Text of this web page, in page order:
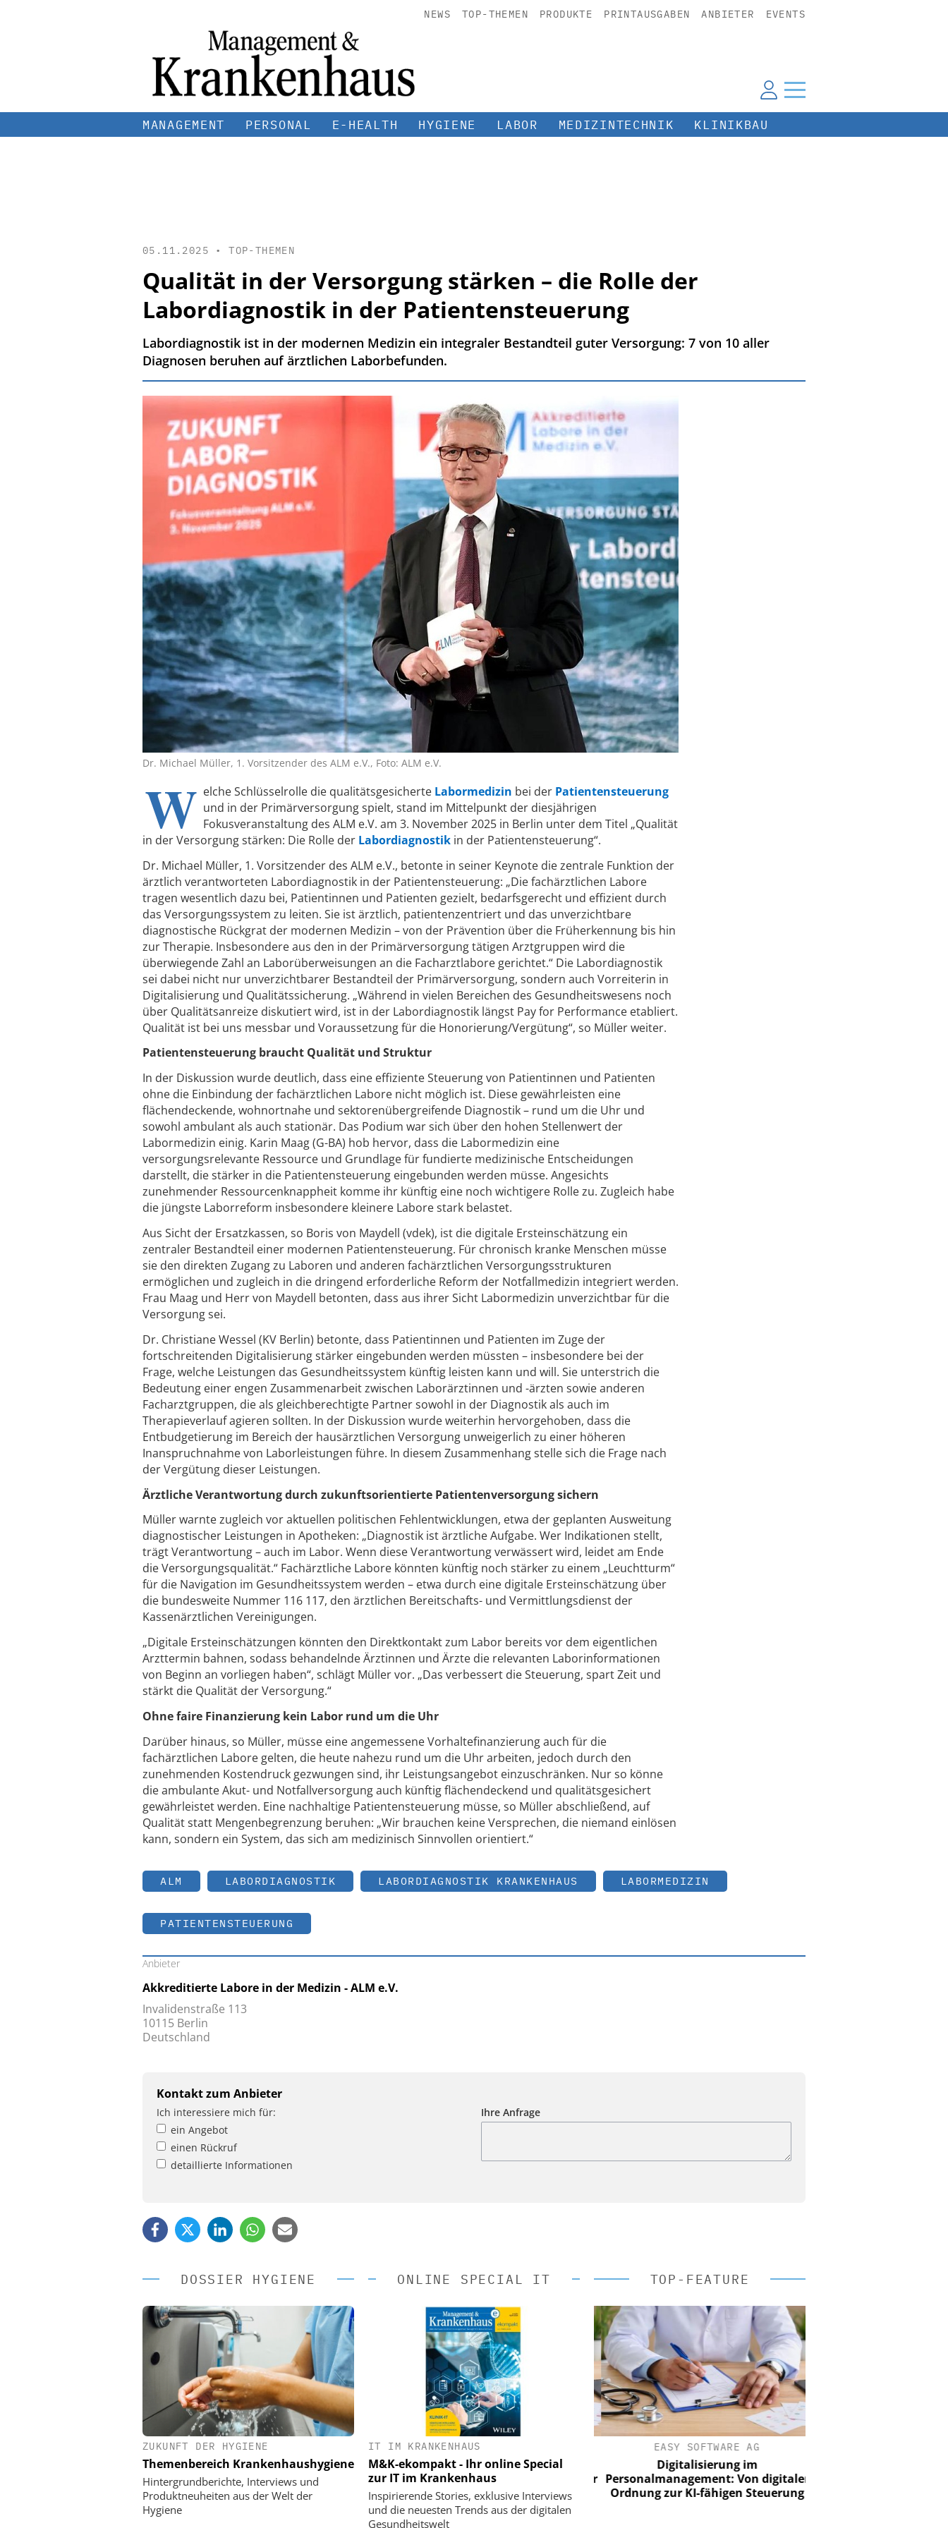
NEWS TOP-THEMEN PRODUKTE PRINTAUSGABEN ANBIETER EVENTS
MANAGEMENT PERSONAL E-HEALTH HYGIENE LABOR MEDIZINTECHNIK KLINIKBAU
05.11.2025 •TOP-THEMEN
Qualität in der Versorgung stärken – die Rolle der
Labordiagnostik in der Patientensteuerung
Labordiagnostik ist in der modernen Medizin ein integraler Bestandteil guter Versorgung: 7 von 10 aller
Diagnosen beruhen auf ärztlichen Laborbefunden.
Dr. Michael Müller, 1. Vorsitzender des ALM e.V., Foto: ALM e.V.
W elche Schlüsselrolle die qualitätsgesicherte Labormedizin bei der Patientensteuerung
und in der Primärversorgung spielt, stand im Mittelpunkt der diesjährigen
Fokusveranstaltung des ALM e.V. am 3. November 2025 in Berlin unter dem Titel „Qualität
in der Versorgung stärken: Die Rolle der Labordiagnostik in der Patientensteuerung“.
Dr. Michael Müller, 1. Vorsitzender des ALM e.V., betonte in seiner Keynote die zentrale Funktion der
ärztlich verantworteten Labordiagnostik in der Patientensteuerung: „Die fachärztlichen Labore
tragen wesentlich dazu bei, Patientinnen und Patienten gezielt, bedarfsgerecht und effizient durch
das Versorgungssystem zu leiten. Sie ist ärztlich, patientenzentriert und das unverzichtbare
diagnostische Rückgrat der modernen Medizin – von der Prävention über die Früherkennung bis hin
zur Therapie. Insbesondere aus den in der Primärversorgung tätigen Arztgruppen wird die
überwiegende Zahl an Laborüberweisungen an die Facharztlabore gerichtet.“ Die Labordiagnostik
sei dabei nicht nur unverzichtbarer Bestandteil der Primärversorgung, sondern auch Vorreiterin in
Digitalisierung und Qualitätssicherung. „Während in vielen Bereichen des Gesundheitswesens noch
über Qualitätsanreize diskutiert wird, ist in der Labordiagnostik längst Pay for Performance etabliert.
Qualität ist bei uns messbar und Voraussetzung für die Honorierung/Vergütung“, so Müller weiter.
Patientensteuerung braucht Qualität und Struktur
In der Diskussion wurde deutlich, dass eine effiziente Steuerung von Patientinnen und Patienten
ohne die Einbindung der fachärztlichen Labore nicht möglich ist. Diese gewährleisten eine
flächendeckende, wohnortnahe und sektorenübergreifende Diagnostik – rund um die Uhr und
sowohl ambulant als auch stationär. Das Podium war sich über den hohen Stellenwert der
Labormedizin einig. Karin Maag (G-BA) hob hervor, dass die Labormedizin eine
versorgungsrelevante Ressource und Grundlage für fundierte medizinische Entscheidungen
darstellt, die stärker in die Patientensteuerung eingebunden werden müsse. Angesichts
zunehmender Ressourcenknappheit komme ihr künftig eine noch wichtigere Rolle zu. Zugleich habe
die jüngste Laborreform insbesondere kleinere Labore stark belastet.
Aus Sicht der Ersatzkassen, so Boris von Maydell (vdek), ist die digitale Ersteinschätzung ein
zentraler Bestandteil einer modernen Patientensteuerung. Für chronisch kranke Menschen müsse
sie den direkten Zugang zu Laboren und anderen fachärztlichen Versorgungsstrukturen
ermöglichen und zugleich in die dringend erforderliche Reform der Notfallmedizin integriert werden.
Frau Maag und Herr von Maydell betonten, dass aus ihrer Sicht Labormedizin unverzichtbar für die
Versorgung sei.
Dr. Christiane Wessel (KV Berlin) betonte, dass Patientinnen und Patienten im Zuge der
fortschreitenden Digitalisierung stärker eingebunden werden müssten – insbesondere bei der
Frage, welche Leistungen das Gesundheitssystem künftig leisten kann und will. Sie unterstrich die
Bedeutung einer engen Zusammenarbeit zwischen Laborärztinnen und -ärzten sowie anderen
Facharztgruppen, die als gleichberechtigte Partner sowohl in der Diagnostik als auch im
Therapieverlauf agieren sollten. In der Diskussion wurde weiterhin hervorgehoben, dass die
Entbudgetierung im Bereich der hausärztlichen Versorgung unweigerlich zu einer höheren
Inanspruchnahme von Laborleistungen führe. In diesem Zusammenhang stelle sich die Frage nach
der Vergütung dieser Leistungen.
Ärztliche Verantwortung durch zukunftsorientierte Patientenversorgung sichern
Müller warnte zugleich vor aktuellen politischen Fehlentwicklungen, etwa der geplanten Ausweitung
diagnostischer Leistungen in Apotheken: „Diagnostik ist ärztliche Aufgabe. Wer Indikationen stellt,
trägt Verantwortung – auch im Labor. Wenn diese Verantwortung verwässert wird, leidet am Ende
die Versorgungsqualität.“ Fachärztliche Labore könnten künftig noch stärker zu einem „Leuchtturm“
für die Navigation im Gesundheitssystem werden – etwa durch eine digitale Ersteinschätzung über
die bundesweite Nummer 116 117, den ärztlichen Bereitschafts- und Vermittlungsdienst der
Kassenärztlichen Vereinigungen.
„Digitale Ersteinschätzungen könnten den Direktkontakt zum Labor bereits vor dem eigentlichen
Arzttermin bahnen, sodass behandelnde Ärztinnen und Ärzte die relevanten Laborinformationen
von Beginn an vorliegen haben“, schlägt Müller vor. „Das verbessert die Steuerung, spart Zeit und
stärkt die Qualität der Versorgung.“
Ohne faire Finanzierung kein Labor rund um die Uhr
Darüber hinaus, so Müller, müsse eine angemessene Vorhaltefinanzierung auch für die
fachärztlichen Labore gelten, die heute nahezu rund um die Uhr arbeiten, jedoch durch den
zunehmenden Kostendruck gezwungen sind, ihr Leistungsangebot einzuschränken. Nur so könne
die ambulante Akut- und Notfallversorgung auch künftig flächendeckend und qualitätsgesichert
gewährleistet werden. Eine nachhaltige Patientensteuerung müsse, so Müller abschließend, auf
Qualität statt Mengenbegrenzung beruhen: „Wir brauchen keine Versprechen, die niemand einlösen
kann, sondern ein System, das sich am medizinisch Sinnvollen orientiert.“
ALM LABORDIAGNOSTIK LABORDIAGNOSTIK KRANKENHAUS LABORMEDIZIN
PATIENTENSTEUERUNG
Anbieter
Akkreditierte Labore in der Medizin - ALM e.V.
Invalidenstraße 113
10115 Berlin
Deutschland
Kontakt zum Anbieter
Ich interessiere mich für:
ein Angebot
einen Rückruf
detaillierte Informationen
Ihre Anfrage
DOSSIER HYGIENE
ZUKUNFT DER HYGIENE
Themenbereich Krankenhaushygiene
Hintergrundberichte, Interviews und
Produktneuheiten aus der Welt der
Hygiene
ONLINE SPECIAL IT
IT IM KRANKENHAUS
M&K-ekompakt - Ihr online Special
zur IT im Krankenhaus
Inspirierende Stories, exklusive Interviews
und die neuesten Trends aus der digitalen
Gesundheitswelt
TOP-FEATURE
EASY SOFTWARE AG
Digitalisierung im
Personalmanagement: Von digitaler
Ordnung zur KI-fähigen Steuerung
EASY SOFTWARE AG
Digitalisierung im
Personalmanagement: Von digitaler
Ordnung zur KI-fähigen Steuerung
EASY SOFTWARE AG
Digitalisierung im
Personalmanagement: Von digitaler
Ordnung zur KI-fähigen Steuerung